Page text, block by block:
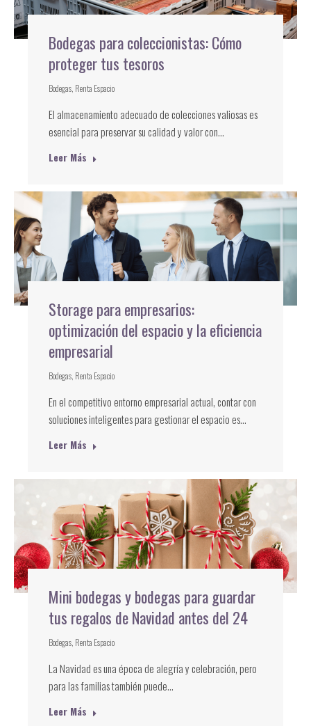
Bodegas para coleccionistas: Cómo
proteger tus tesoros
Bodegas Renta Espacio
El almacenamiento adecuado de colecciones valiosas es
esencial para preservar su calidad y valor con…
Leer Más
Storage para empresarios:
optimización del espacio y la eficiencia
empresarial
Bodegas Renta Espacio
En el competitivo entorno empresarial actual, contar con
soluciones inteligentes para gestionar el espacio es…
Leer Más
Mini bodegas y bodegas para guardar
tus regalos de Navidad antes del 24
Bodegas, Renta Espacio
La Navidad es una época de alegría y celebración, pero
para las familias también puede…
Leer Más